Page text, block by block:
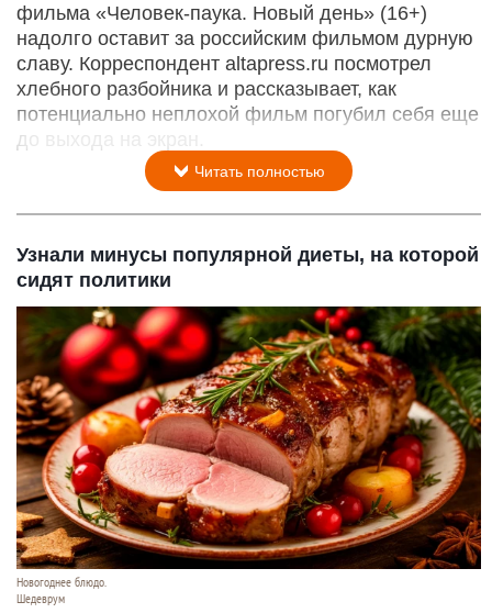
фильма «Человек-паука. Новый день» (16+)
надолго оставит за российским фильмом дурную
славу. Корреспондент altapress.ru посмотрел
хлебного разбойника и рассказывает, как
потенциально неплохой фильм погубил себя еще
до выхода на экран.
Читать полностью
Узнали минусы популярной диеты, на которой
сидят политики
Новогоднее блюдо.
Шедеврум